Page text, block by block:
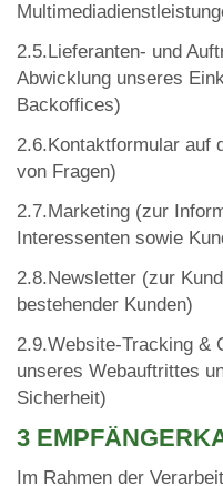
2.5.Lieferanten- und
Abwicklung unseres
Backoffices)
2.6.Kontaktformular auf
von Fragen)
2.7.Marketing (zur
Interessenten sowie
2.8.Newsletter (zur
bestehender Kunden)
2.9.Website-Tracking &
unseres Webauftrittes
Sicherheit)
3
Im Rahmen der